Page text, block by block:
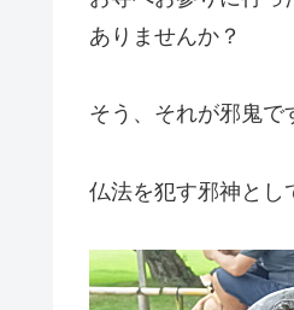
ありませんか？
そう、それが邪鬼で
仏法を犯す邪神とし